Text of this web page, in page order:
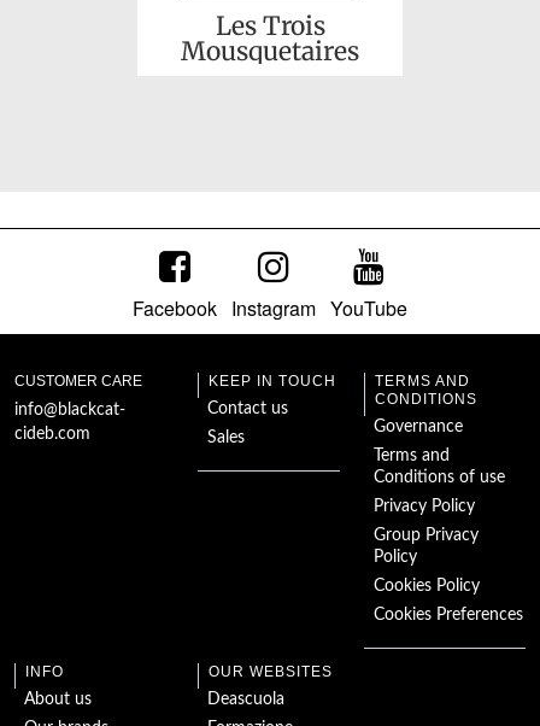
Les Trois
Mousquetaires
Facebook Instagram YouTube